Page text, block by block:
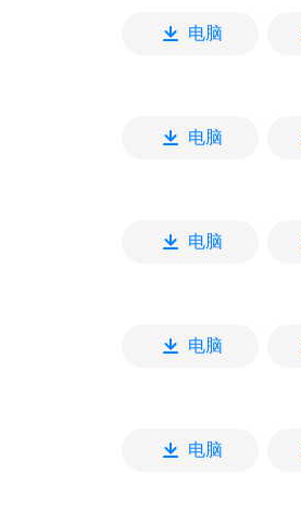
电脑
电脑
电脑
电脑
电脑